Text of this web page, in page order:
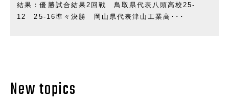
結果：優勝試合結果2回戦 鳥取県代表八頭高校25-
12 25-16準々決勝 岡山県代表津山工業高･･･
New topics